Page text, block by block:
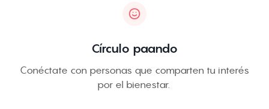
Círculo paando
Conéctate con personas que comparten tu interés
por el bienestar.